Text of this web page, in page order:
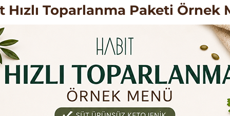
Hızlı Toparlanma Paketi Örnek